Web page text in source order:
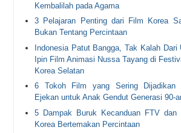
Kembalilah pada Agama
3 Pelajaran Penting dari Film Korea
Bukan Tentang Percintaan
Indonesia Patut Bangga, Tak Kalah Dari
Ipin Film Animasi Nussa Tayang di
Korea Selatan
6 Tokoh Film yang Sering Dijadikan
Ejekan untuk Anak Gendut Generasi 90-
5 Dampak Buruk Kecanduan FTV dan
Korea Bertemakan Percintaan